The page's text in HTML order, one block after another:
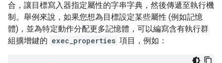
合，讓目標寫入器指定屬性的字串字典，然後傳遞至執行機
制。舉例來說，如果您想為目標設定某些屬性 (例如記憶
體)，並為特定動作分配更多記憶體，可以編寫含有執行群
組擴增鍵的 exec_properties 項目，例如：